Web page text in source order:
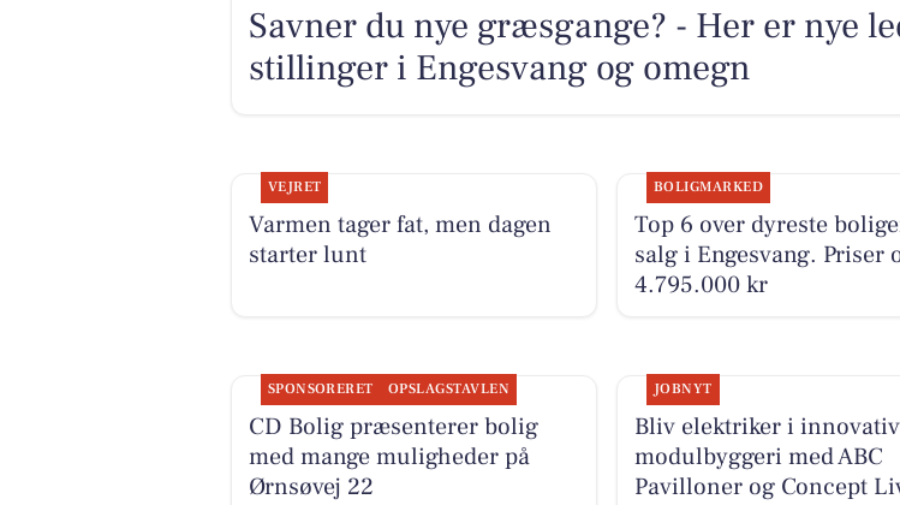
Savner du nye græsgange? - Her er nye
stillinger i Engesvang og omegn
VEJRET
Varmen tager fat, men dagen
starter lunt
BOLIGMARKED
Top 6 over dyreste
salg i Engesvang. Priser
4.795.000 kr
SPONSORERET OPSLAGSTAVLEN
CD Bolig præsenterer bolig
med mange muligheder på
Ørnsøvej 22
JOBNYT
Bliv elektriker i
modulbyggeri med ABC
Pavilloner og Concept